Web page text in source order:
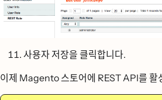
사용자 저장을 클릭합니다.
이제 Magento 스토어에 REST API를